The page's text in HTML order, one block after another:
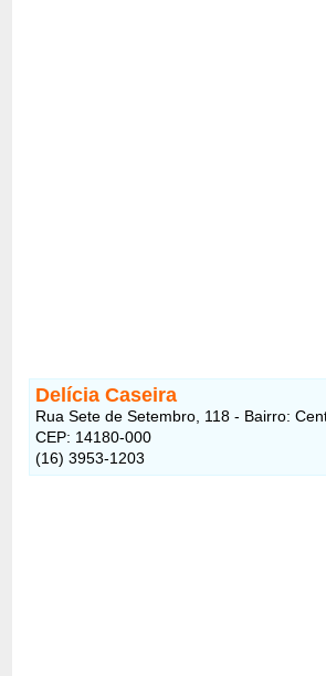
Delícia Caseira
Rua Sete de Setembro, 118 - Bairro:
CEP: 14180-000
(16) 3953-1203